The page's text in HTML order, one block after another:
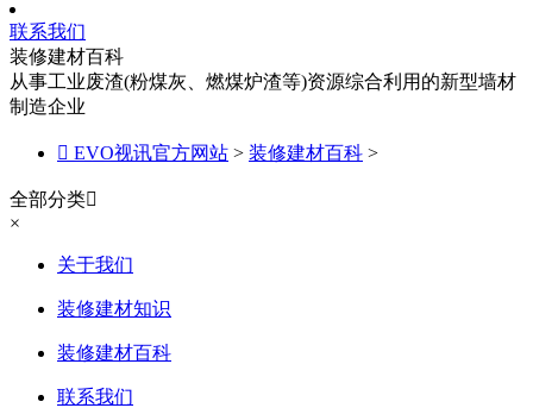
联系我们
装修建材百科
从事工业废渣(粉煤灰、燃煤炉渣等)资源综合利用的新型墙材
制造企业
 EVO视讯官方网站 > 装修建材百科 >
全部分类
×
关于我们
装修建材知识
装修建材百科
联系我们